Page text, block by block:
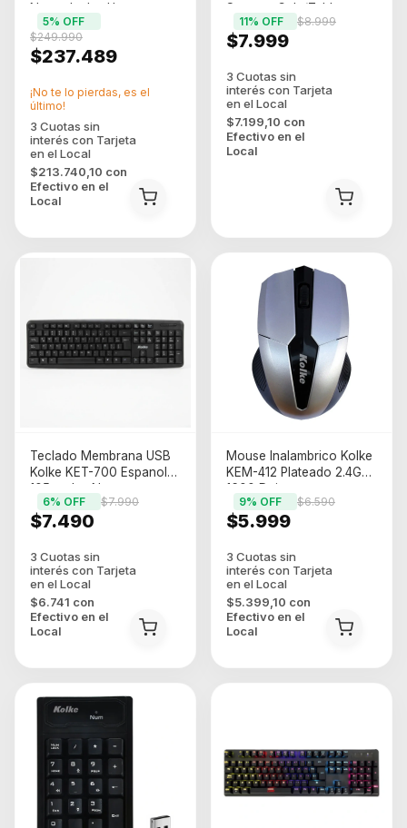
Negro Ingles Us
$237.489
$249.990
5% OFF
$213.740,10 con
Efectivo en el
Local
¡No te lo pierdas, es el
último!
Soporte Celu/Tablet
Multimedia Musica
$7.999
$8.999
11% OFF
$7.199,10 con
Efectivo en el
Local
Teclado Membrana USB
Kolke KET-700 Espanol
105 teclas Negro
$7.490
$7.990
6% OFF
$6.741 con
Efectivo en el
Local
Mouse Inalambrico Kolke
KEM-412 Plateado 2.4Ghz
1600 Dpi
$5.999
$6.590
9% OFF
$5.399,10 con
Efectivo en el
Local